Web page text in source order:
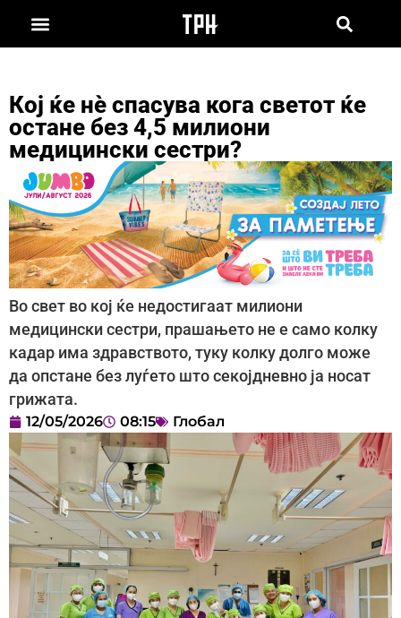
Кој ќе нè спасува кога светот ќе
остане без 4,5 милиони
медицински сестри?
Во свет во кој ќе недостигаат милиони
медицински сестри, прашањето не е само колку
кадар има здравството, туку колку долго може
да опстане без луѓето што секојдневно ја носат
грижата.
12/05/2026 08:15 Глобал